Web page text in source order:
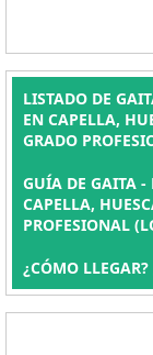
LISTADO DE
EN CAPELLA,
GRADO
GUÍA DE GAITA -
CAPELLA,
PROFESIONAL
¿CÓMO